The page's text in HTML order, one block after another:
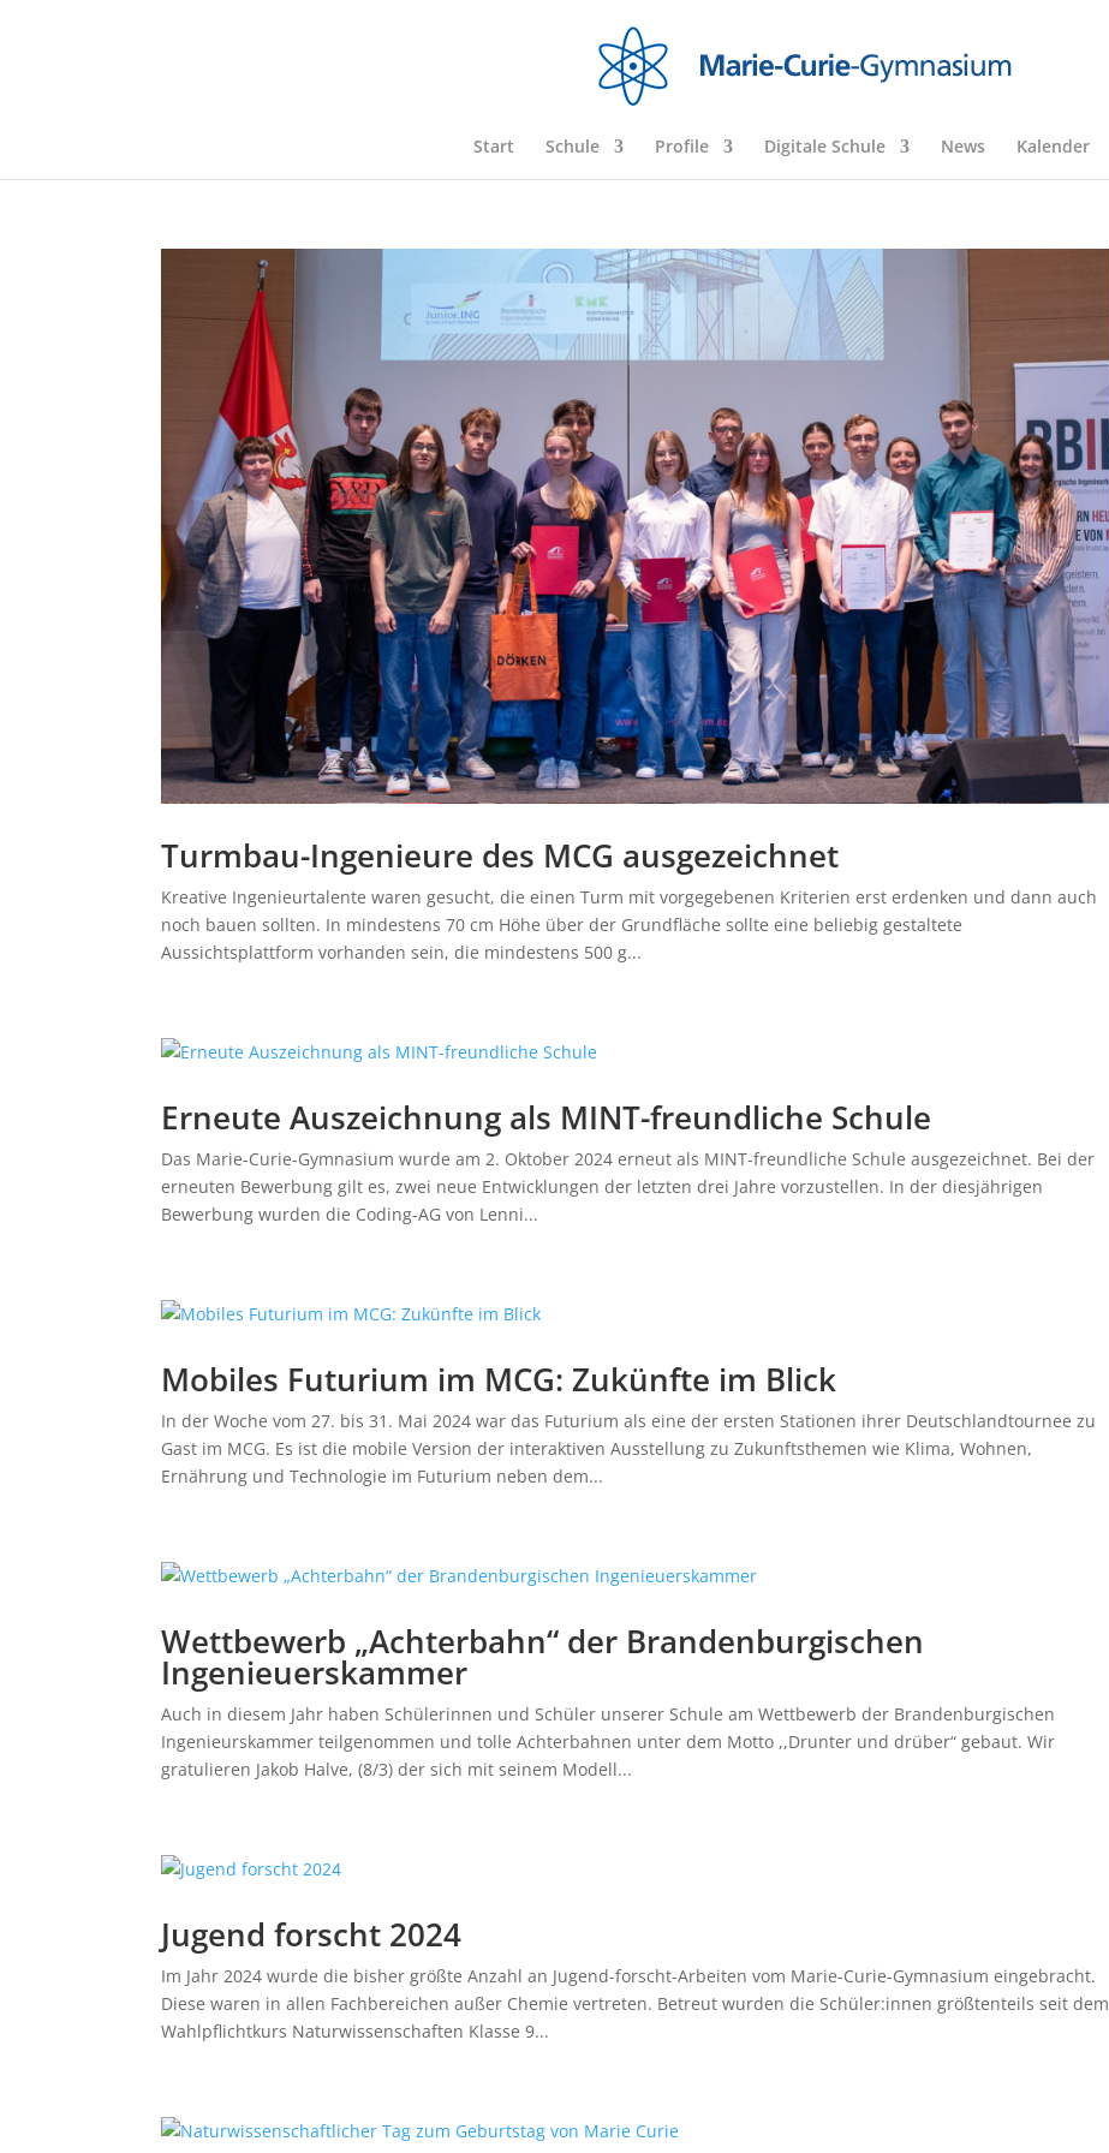
Start Schule Profile Digitale Schule News Kalender
Turmbau-Ingenieure des MCG ausgezeichnet
Kreative Ingenieurtalente waren gesucht, die einen Turm mit vorgegebenen Kriterien erst erdenken und dann auch
noch bauen sollten. In mindestens 70 cm Höhe über der Grundfläche sollte eine beliebig gestaltete
Aussichtsplattform vorhanden sein, die mindestens 500 g...
Erneute Auszeichnung als MINT-freundliche Schule
Das Marie-Curie-Gymnasium wurde am 2. Oktober 2024 erneut als MINT-freundliche Schule ausgezeichnet. Bei der
erneuten Bewerbung gilt es, zwei neue Entwicklungen der letzten drei Jahre vorzustellen. In der diesjährigen
Bewerbung wurden die Coding-AG von Lenni...
Mobiles Futurium im MCG: Zukünfte im Blick
In der Woche vom 27. bis 31. Mai 2024 war das Futurium als eine der ersten Stationen ihrer Deutschlandtournee zu
Gast im MCG. Es ist die mobile Version der interaktiven Ausstellung zu Zukunftsthemen wie Klima, Wohnen,
Ernährung und Technologie im Futurium neben dem...
Wettbewerb „Achterbahn“ der Brandenburgischen
Ingenieuerskammer
Auch in diesem Jahr haben Schülerinnen und Schüler unserer Schule am Wettbewerb der Brandenburgischen
Ingenieurskammer teilgenommen und tolle Achterbahnen unter dem Motto ,,Drunter und drüber“ gebaut. Wir
gratulieren Jakob Halve, (8/3) der sich mit seinem Modell...
Jugend forscht 2024
Im Jahr 2024 wurde die bisher größte Anzahl an Jugend-forscht-Arbeiten vom Marie-Curie-Gymnasium eingebracht.
Diese waren in allen Fachbereichen außer Chemie vertreten. Betreut wurden die Schüler:innen größtenteils seit dem
Wahlpflichtkurs Naturwissenschaften Klasse 9...